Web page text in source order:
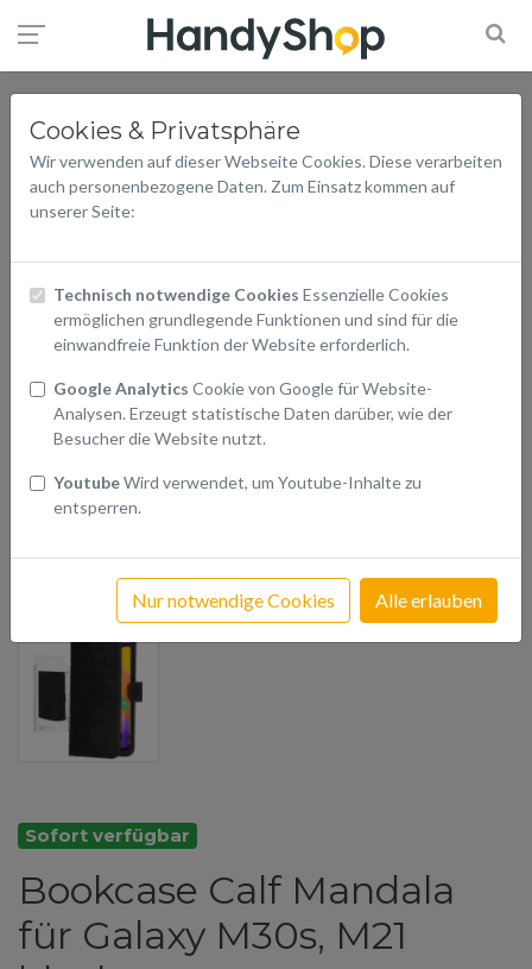
Cookies & Privatsphäre
Wir verwenden auf dieser Webseite Cookies. Diese verarbeiten
auch personenbezogene Daten. Zum Einsatz kommen auf
unserer Seite:
Technisch notwendige Cookies Essenzielle Cookies
ermöglichen grundlegende Funktionen und sind für die
einwandfreie Funktion der Website erforderlich.
Google Analytics Cookie von Google für Website-
Analysen. Erzeugt statistische Daten darüber, wie der
Besucher die Website nutzt.
YoutubeWird verwendet, um Youtube-Inhalte zu
entsperren.
Nur notwendige Cookies Alle erlauben
Sofort verfügbar
Bookcase Calf Mandala
für Galaxy M30s, M21